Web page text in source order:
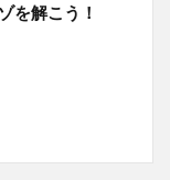
を解こう！